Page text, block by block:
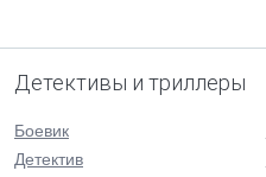
Детективы и триллеры
Боевик
Детектив